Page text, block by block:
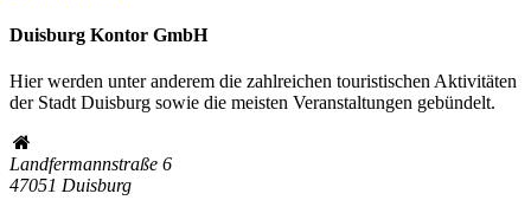
Duisburg Kontor GmbH
Hier werden unter anderem die zahlreichen touristischen Aktivitäten
der Stadt Duisburg sowie die meisten Veranstaltungen gebündelt.
Landfermannstraße 6
47051 Duisburg